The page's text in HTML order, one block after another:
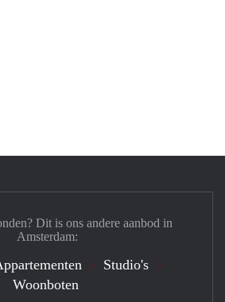
Dit is ons andere aanbod in
Amsterdam:
Studio's
Woonboten